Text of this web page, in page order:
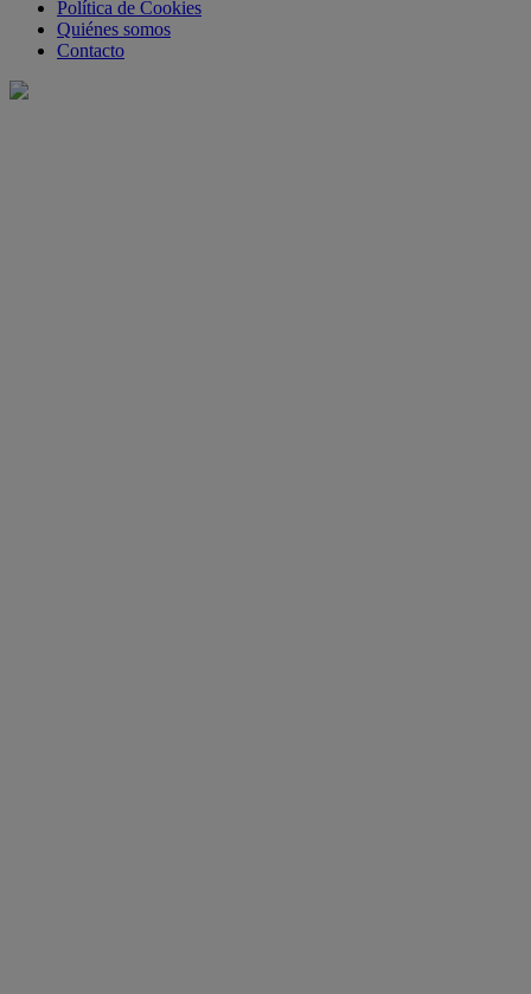
Política de Cookies
Quiénes somos
Contacto